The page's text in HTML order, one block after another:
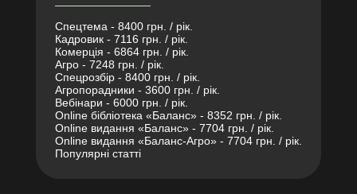
Спецтема - 8400 грн. / рік.
Кадровик - 7116 грн. / рік.
Комерція - 6864 грн. / рік.
Агро - 7248 грн. / рік.
Спецрозбір - 8400 грн. / рік.
Агропорадники - 3600 грн. / рік.
Вебінари - 6000 грн. / рік.
Online бібліотека «Баланс» - 8352 грн. / рік.
Online видання «Баланс» - 7704 грн. / рік.
Online видання «Баланс-Агро» - 7704 грн. / рік.
Популярні статті